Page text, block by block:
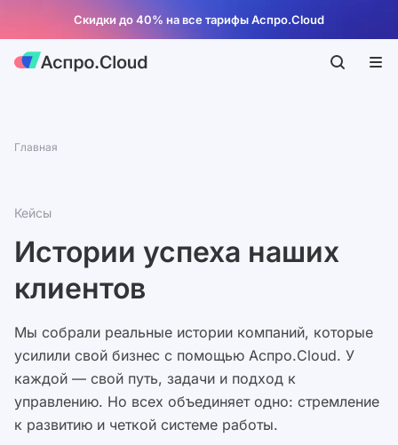
Скидки до 40% на все тарифы Аспро.Cloud
Главная
Кейсы
Истории успеха наших
клиентов
Мы собрали реальные истории компаний, которые
усилили свой бизнес с помощью Аспро.Cloud. У
каждой — свой путь, задачи и подход к
управлению. Но всех объединяет одно: стремление
к развитию и четкой системе работы.